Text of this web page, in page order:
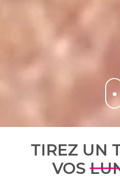
TIREZ UN
VOS